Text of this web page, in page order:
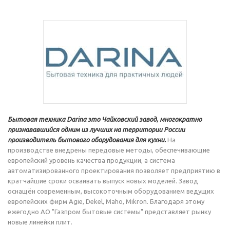
Бытовая техника Darina это Чайковский завод, многократно
признававшийся одним из лучших на территории России
производитель бытового оборудования для кухни. На
производстве внедрены передовые методы, обеспечивающие
европейский уровень качества продукции, а система
автоматизированного проектирования позволяет предприятию в
кратчайшие сроки осваивать выпуск новых моделей. Завод
оснащён современным, высокоточным оборудованием ведущих
европейских фирм Agie, Dekel, Maho, Mikron. Благодаря этому
ежегодно АО "Газпром бытовые системы" представляет рынку
новые линейки плит.